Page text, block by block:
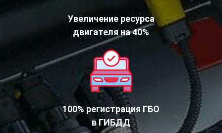
Увеличение ресурса
двигателя на 40%
100% регистрация ГБО
в ГИБДД